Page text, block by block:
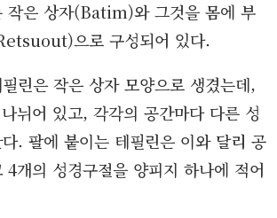
작은 상자(Batim)와 그것을 몸에 부
으로 구성되어 있다.
린은 작은 상자 모양으로 생겼는데,
뉘어 있고, 각각의 공간마다 다른 성
. 팔에 붙이는 테필린은 이와 달리 공
4개의 성경구절을 양피지 하나에 적어